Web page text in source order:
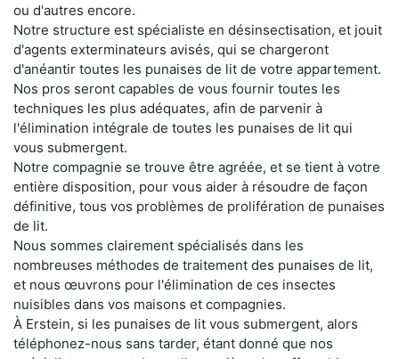
ou d'autres encore.
Notre structure est spécialiste en désinsectisation, et jouit
d'agents exterminateurs avisés, qui se chargeront
d'anéantir toutes les punaises de lit de votre appartement.
Nos pros seront capables de vous fournir toutes les
techniques les plus adéquates, afin de parvenir à
l'élimination intégrale de toutes les punaises de lit qui
vous submergent.
Notre compagnie se trouve être agréée, et se tient à votre
entière disposition, pour vous aider à résoudre de façon
définitive, tous vos problèmes de prolifération de punaises
de lit.
Nous sommes clairement spécialisés dans les
nombreuses méthodes de traitement des punaises de lit,
et nous œuvrons pour l'élimination de ces insectes
nuisibles dans vos maisons et compagnies.
À Erstein, si les punaises de lit vous submergent, alors
téléphonez-nous sans tarder, étant donné que nos